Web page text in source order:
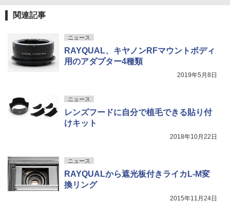
関連記事
ニュース
RAYQUAL、キヤノンRFマウントボディ
用のアダプター4種類
2019年5月8日
ニュース
レンズフードに自分で植毛できる貼り付
けキット
2018年10月22日
ニュース
RAYQUALから遮光板付きライカL-M変
換リング
2015年11月24日